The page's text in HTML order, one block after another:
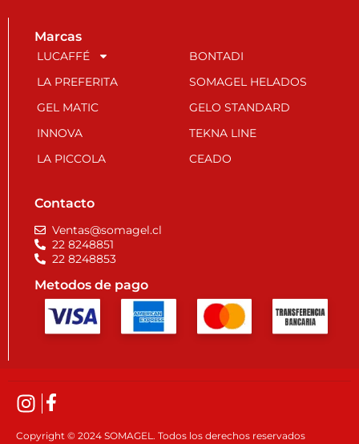
Marcas
LUCAFFÉ
BONTADI
LA PREFERITA
SOMAGEL HELADOS
GEL MATIC
GELO STANDARD
INNOVA
TEKNA LINE
LA PICCOLA
CEADO
Contacto
Ventas@somagel.cl
22 8248851
22 8248853
Metodos de pago
Copyright © 2024 SOMAGEL. Todos los derechos reservados